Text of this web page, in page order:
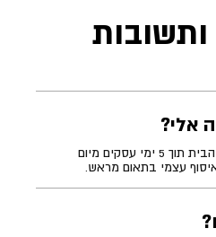
אלי?
החבילות מגיעות עם שליח עד הבית תוך 5 ימי עסקים מיום
עצמי בתאום מראש.